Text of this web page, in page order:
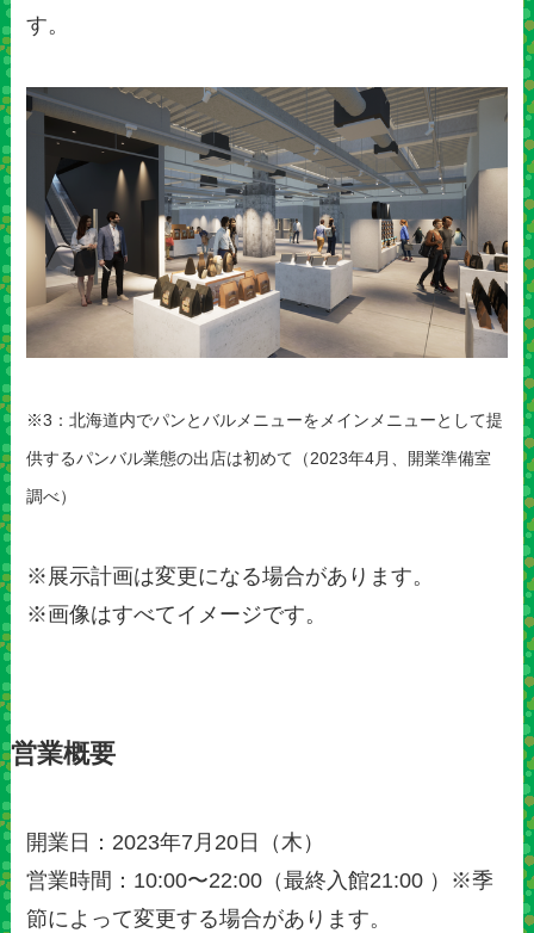
す。
※3：北海道内でパンとバルメニューをメインメニューとして提
供するパンバル業態の出店は初めて（2023年4月、開業準備室
調べ）
※展示計画は変更になる場合があります。
※画像はすべてイメージです。
営業概要
開業日：2023年7月20日（木）
営業時間：10:00〜22:00（最終入館21:00 ）※季
節によって変更する場合があります。